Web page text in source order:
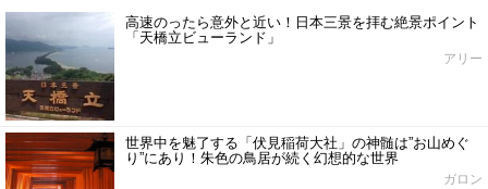
高速のったら意外と近い！日本三景を拝む絶景ポイント
「天橋立ビューランド」
アリー
世界中を魅了する「伏見稲荷大社」の神髄は”お山めぐ
り”にあり！朱色の鳥居が続く幻想的な世界
ガロン